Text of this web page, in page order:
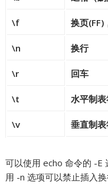
\f 换页(FF)
\n 换行
\r 回车
\t 水平制表
\v 垂直制
可以使用 echo 命令的 -E
用 -n 选项可以禁止插入换